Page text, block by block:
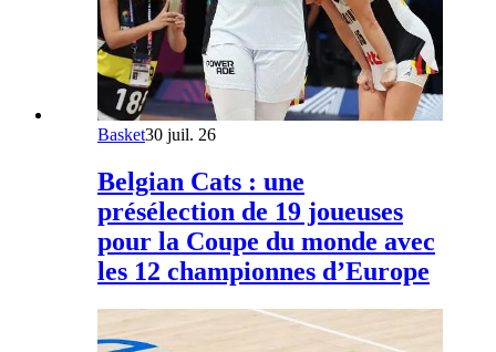
Basket30 juil. 26
Belgian Cats : une
présélection de 19 joueuses
pour la Coupe du monde avec
les 12 championnes d’Europe